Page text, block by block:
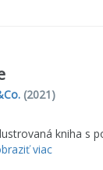
(2021)
kniha s
viac